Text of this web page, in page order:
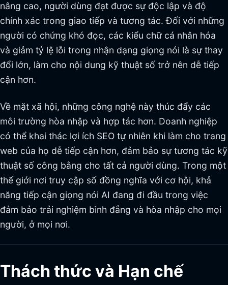
nâng cao, người dùng đạt được sự độc lập và độ
chính xác trong giao tiếp và tương tác. Đối với những
người có chứng khó đọc, các kiểu chữ cá nhân hóa
và giảm tỷ lệ lỗi trong nhận dạng giọng nói là sự thay
đổi lớn, làm cho nội dung kỹ thuật số trở nên dễ tiếp
cận hơn.
Về mặt xã hội, những công nghệ này thúc đẩy các
môi trường hòa nhập và hợp tác hơn. Doanh nghiệp
có thể khai thác lợi ích SEO tự nhiên khi làm cho trang
web của họ dễ tiếp cận hơn, đảm bảo sự tương tác kỹ
thuật số công bằng cho tất cả người dùng. Trong một
thế giới nơi truy cập số đồng nghĩa với cơ hội, khả
năng tiếp cận giọng nói AI đang đi đầu trong việc
đảm bảo trải nghiệm bình đẳng và hòa nhập cho mọi
người, ở mọi nơi.
Thách thức và Hạn chế